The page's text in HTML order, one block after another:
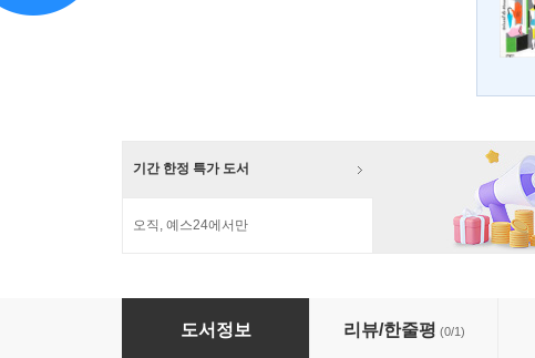
기간 한정 특가 도서
오직, 예스24에서만
처음 만나는 혁명가들
도서정보 리뷰/한줄평 (0/1)